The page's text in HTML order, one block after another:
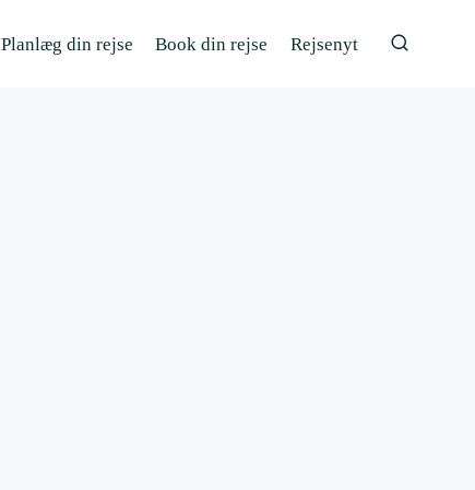
Planlæg din rejse Book din rejse Rejsenyt